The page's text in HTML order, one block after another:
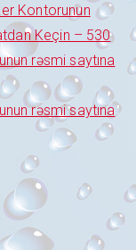
Kontorunun
Keçin – 530
rəsmi saytına
rəsmi saytına